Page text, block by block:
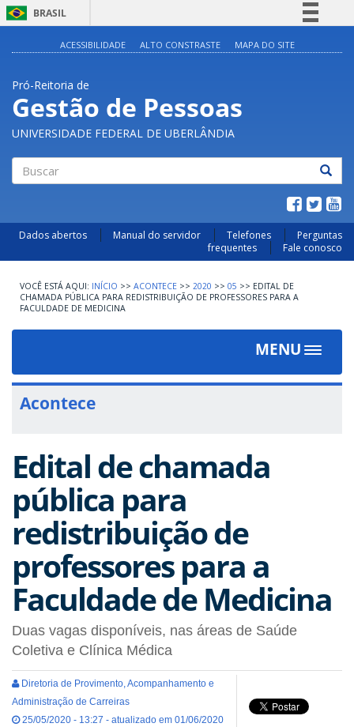
BRASIL
Acesso à informação
Legislação
Canais
ACESSIBILIDADE ALTO CONSTRASTE MAPA DO SITE
Pró-Reitoria de
Gestão de Pessoas
UNIVERSIDADE FEDERAL DE UBERLÂNDIA
Dados abertos Manual do servidor Telefones
Perguntas
frequentes
Fale conosco
INÍCIO >> ACONTECE >> 2020 >> 05 >> EDITAL DE
CHAMADA PÚBLICA PARA REDISTRIBUIÇÃO DE PROFESSORES PARA A
FACULDADE DE MEDICINA
MENU
Toggle
Acontece
Edital de chamada
pública para
redistribuição de
professores para a
Faculdade de Medicina
Duas vagas disponíveis, nas áreas de Saúde
Coletiva e Clínica Médica
Diretoria de Provimento, Acompanhamento e
Administração de Carreiras
25/05/2020 - 13:27 - atualizado em 01/06/2020